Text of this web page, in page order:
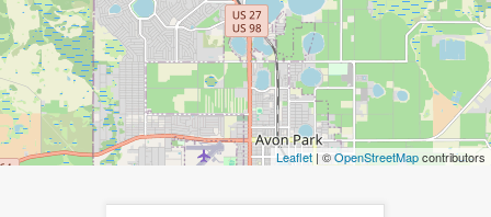
Leaflet| ©OpenStreetMapcontributors